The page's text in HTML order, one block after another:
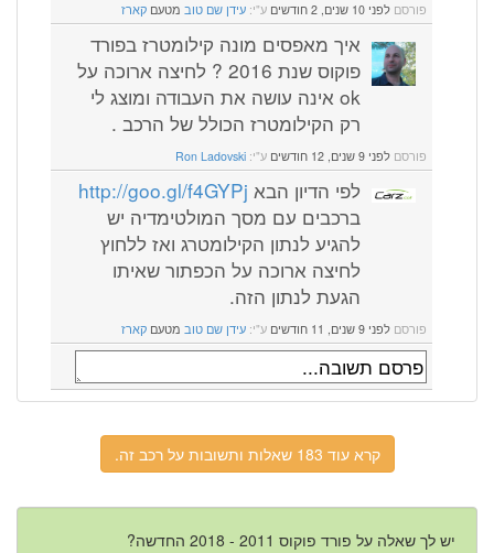
פורסם לפני 10 שנים, 2 חודשים ע"י: עידן שם טוב מטעם קארז
איך מאפסים מונה קילומטרז בפורד
פוקוס שנת 2016 ? לחיצה ארוכה על
ok אינה עושה את העבודה ומוצג לי
רק הקילומטרז הכולל של הרכב .
פורסם לפני 9 שנים, 12 חודשים ע"י: Ron Ladovski
לפי הדיון הבא http://goo.gl/f4GYPj
ברכבים עם מסך המולטימדיה יש
להגיע לנתון הקילומטרג ואז ללחוץ
לחיצה ארוכה על הכפתור שאיתו
הגעת לנתון הזה.
פורסם לפני 9 שנים, 11 חודשים ע"י: עידן שם טוב מטעם קארז
קרא עוד 183 שאלות ותשובות על רכב זה.
יש לך שאלה על פורד פוקוס 2011 - 2018 החדשה?